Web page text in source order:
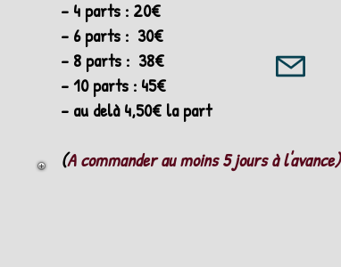
- 4 parts : 20€
- 6 parts : 30€
- 8 parts : 38€
- 10 parts : 45€
- au delà 4,50€ la part
(A commander au moins 5 jours à l'avance)